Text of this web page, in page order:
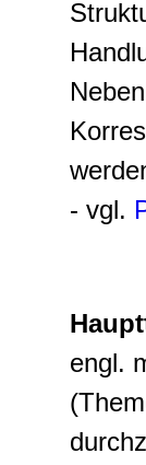
- vgl.
engl.